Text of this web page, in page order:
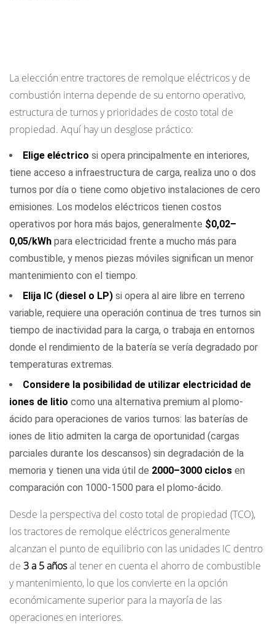
La elección entre tractores de remolque eléctricos y de
combustión interna depende de su entorno operativo,
estructura de turnos y prioridades de costo total de
propiedad. Aquí hay un desglose práctico:
Elige eléctrico si opera principalmente en interiores,
tiene acceso a infraestructura de carga, realiza uno o dos
turnos por día o tiene como objetivo instalaciones de cero
emisiones. Los modelos eléctricos tienen costos
operativos por hora más bajos, generalmente $0,02–
0,05/kWh para electricidad frente a mucho más para
combustible, y menos piezas móviles significan un menor
mantenimiento con el tiempo.
Elija IC (diesel o LP) si opera al aire libre en terreno
variable, requiere una operación continua de tres turnos sin
tiempo de inactividad para la carga, o trabaja en entornos
donde el rendimiento de la batería se vería degradado por
temperaturas extremas.
Considere la posibilidad de utilizar electricidad de
iones de litio como una alternativa premium al plomo-
ácido para operaciones de varios turnos: las baterías de
iones de litio admiten la carga de oportunidad (cargas
parciales durante los descansos) sin degradación de la
memoria y tienen una vida útil de 2000–3000 ciclos en
comparación con 1000-1500 para el plomo-ácido.
Desde la perspectiva del costo total de propiedad (TCO),
los tractores de remolque eléctricos generalmente
alcanzan el punto de equilibrio con las unidades IC dentro
de 3 a 5 añosal tener en cuenta el ahorro de combustible
y mantenimiento, lo que los convierte en la opción
económicamente superior para la mayoría de las
operaciones en interiores.